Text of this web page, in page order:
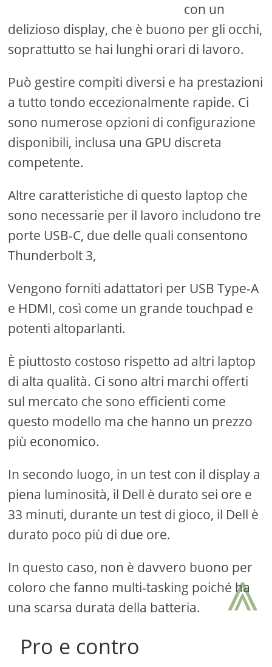
con un
delizioso display, che è buono per gli occhi,
soprattutto se hai lunghi orari di lavoro.
Può gestire compiti diversi e ha prestazioni
a tutto tondo eccezionalmente rapide. Ci
sono numerose opzioni di configurazione
disponibili, inclusa una GPU discreta
competente.
Altre caratteristiche di questo laptop che
sono necessarie per il lavoro includono tre
porte USB-C, due delle quali consentono
Thunderbolt 3,
Vengono forniti adattatori per USB Type-A
e HDMI, così come un grande touchpad e
potenti altoparlanti.
È piuttosto costoso rispetto ad altri laptop
di alta qualità. Ci sono altri marchi offerti
sul mercato che sono efficienti come
questo modello ma che hanno un prezzo
più economico.
In secondo luogo, in un test con il display a
piena luminosità, il Dell è durato sei ore e
33 minuti, durante un test di gioco, il Dell è
durato poco più di due ore.
In questo caso, non è davvero buono per
coloro che fanno multi-tasking poiché ha
una scarsa durata della batteria.
Pro e contro
⩓